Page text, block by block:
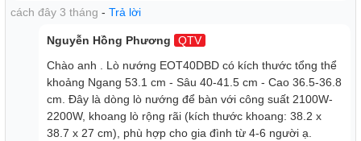
cách đây 3 tháng - Trả lời
Nguyễn Hồng Phương
QTV
Chào anh . Lò nướng EOT40DBD có kích thước tổng thể
khoảng Ngang 53.1 cm - Sâu 40-41.5 cm - Cao 36.5-36.8
cm. Đây là dòng lò nướng để bàn với công suất 2100W-
2200W, khoang lò rộng rãi (kích thước khoang: 38.2 x
38.7 x 27 cm), phù hợp cho gia đình từ 4-6 người ạ.